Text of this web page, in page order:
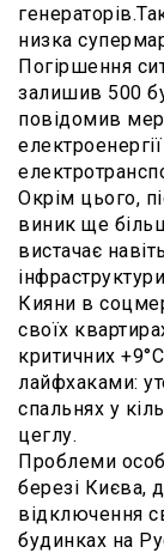
низка
Погіршення
залишив 500
повідомив мер
Окрім цього,
виник ще
вистачає
Кияни в
своїх
критичних
лайфхаками:
спальнях у
цеглу.
Проблеми
березі Києва,
відключення
будинках на